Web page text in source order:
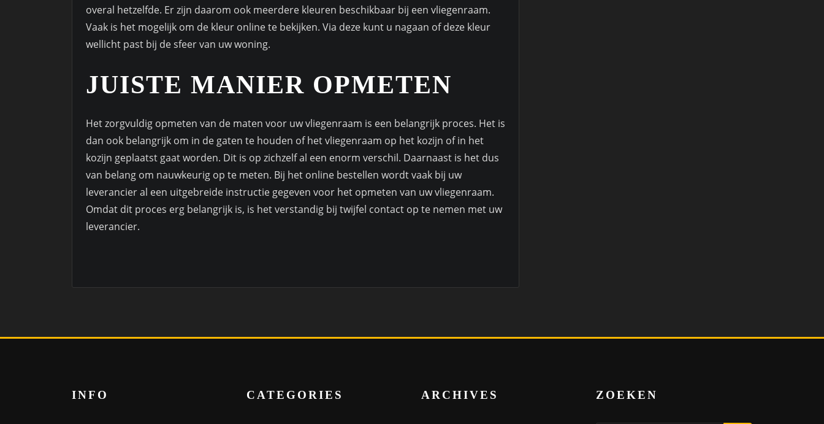
overal hetzelfde. Er zijn daarom ook meerdere kleuren beschikbaar bij een vliegenraam.
Vaak is het mogelijk om de kleur online te bekijken. Via deze kunt u nagaan of deze kleur
wellicht past bij de sfeer van uw woning.
JUISTE MANIER OPMETEN
Het zorgvuldig opmeten van de maten voor uw vliegenraam is een belangrijk proces. Het is
dan ook belangrijk om in de gaten te houden of het vliegenraam op het kozijn of in het
kozijn geplaatst gaat worden. Dit is op zichzelf al een enorm verschil. Daarnaast is het dus
van belang om nauwkeurig op te meten. Bij het online bestellen wordt vaak bij uw
leverancier al een uitgebreide instructie gegeven voor het opmeten van uw vliegenraam.
Omdat dit proces erg belangrijk is, is het verstandig bij twijfel contact op te nemen met uw
leverancier.
INFO CATEGORIES ARCHIVES ZOEKEN